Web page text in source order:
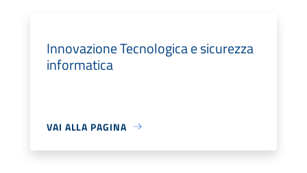
Innovazione Tecnologica e sicurezza
informatica
VAI ALLA PAGINA